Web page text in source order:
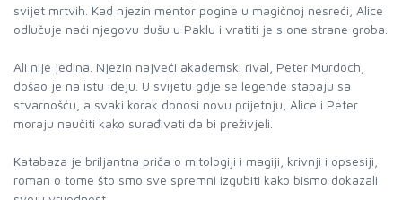
svijet mrtvih. Kad njezin mentor pogine u magičnoj nesreći, Alice
odlučuje naći njegovu dušu u Paklu i vratiti je s one strane groba.
Ali nije jedina. Njezin najveći akademski rival, Peter Murdoch,
došao je na istu ideju. U svijetu gdje se legende stapaju sa
stvarnošću, a svaki korak donosi novu prijetnju, Alice i Peter
moraju naučiti kako surađivati da bi preživjeli.
Katabaza je briljantna priča o mitologiji i magiji, krivnji i opsesiji,
roman o tome što smo sve spremni izgubiti kako bismo dokazali